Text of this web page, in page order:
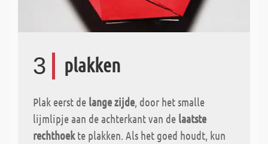
3 plakken
Plak eerst de lange zijde, door het smalle
lijmlipje aan de achterkant van de laatste
rechthoekte plakken. Als het goed houdt, kun